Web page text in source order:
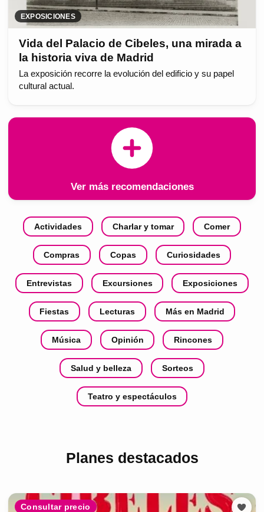
EXPOSICIONES
Vida del Palacio de Cibeles, una mirada a
la historia viva de Madrid
La exposición recorre la evolución del edificio y su papel
cultural actual.
Ver más recomendaciones
Actividades Charlar y tomar Comer
Compras Copas Curiosidades
Entrevistas Excursiones Exposiciones
Fiestas Lecturas Más en Madrid
Música Opinión Rincones
Salud y belleza Sorteos
Teatro y espectáculos
Planes destacados
Consultar precio